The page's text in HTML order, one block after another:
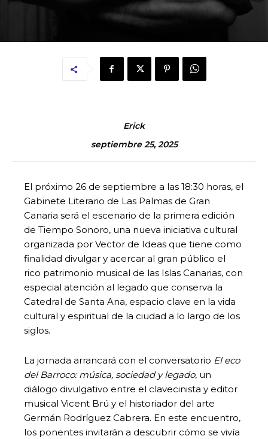
Erick
septiembre 25, 2025
El próximo 26 de septiembre a las 18:30 horas, el
Gabinete Literario de Las Palmas de Gran
Canaria será el escenario de la primera edición
de Tiempo Sonoro, una nueva iniciativa cultural
organizada por Vector de Ideas que tiene como
finalidad divulgar y acercar al gran público el
rico patrimonio musical de las Islas Canarias, con
especial atención al legado que conserva la
Catedral de Santa Ana, espacio clave en la vida
cultural y espiritual de la ciudad a lo largo de los
siglos.
La jornada arrancará con el conversatorio El eco
del Barroco: música, sociedad y legado, un
diálogo divulgativo entre el clavecinista y editor
musical Vicent Brú y el historiador del arte
Germán Rodríguez Cabrera. En este encuentro,
los ponentes invitarán a descubrir cómo se vivía